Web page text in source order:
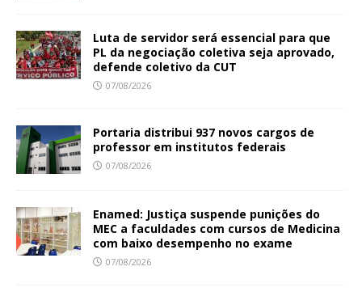
Luta de servidor será essencial para que
PL da negociação coletiva seja aprovado,
defende coletivo da CUT
07/08/2026
Portaria distribui 937 novos cargos de
professor em institutos federais
07/08/2026
Enamed: Justiça suspende punições do
MEC a faculdades com cursos de Medicina
com baixo desempenho no exame
07/08/2026